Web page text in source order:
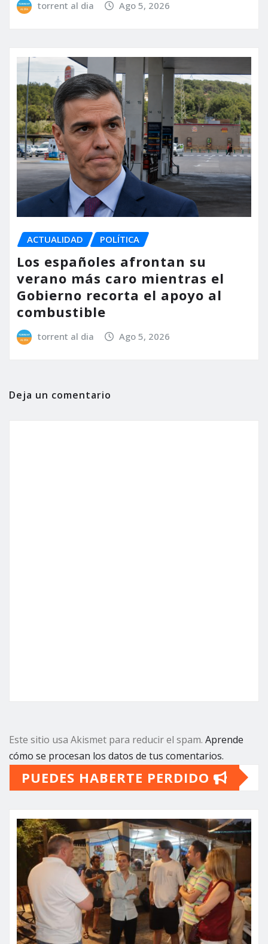
torrent al dia Ago 5, 2026
ACTUALIDAD POLÍTICA
Los españoles afrontan su
verano más caro mientras el
Gobierno recorta el apoyo al
combustible
torrent al dia Ago 5, 2026
Deja un comentario
Este sitio usa Akismet para reducir el spam. Aprende
cómo se procesan los datos de tus comentarios.
PUEDES HABERTE PERDIDO